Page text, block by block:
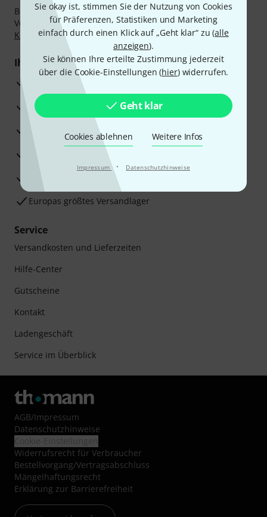
Sie okay ist, stimmen Sie der Nutzung von Cookies
für Präferenzen, Statistiken und Marketing
einfach durch einen Klick auf „Geht klar“ zu (alle
anzeigen).
Sie können Ihre erteilte Zustimmung jederzeit
über die Cookie-Einstellungen (hier) widerrufen.
Geht klar
Cookies ablehnen Weitere Infos
Impressum · Datenschutzhinweise
Bezahlen Sie vertraulich und sicher per Nachnahme,
Vorkasse, PayPal, Amazon Pay,Klarna Sofort bezahlen
Klarna Ratenzahlungoder Kreditkarte.
Ihre Vorteile
3 Jahre Thomann Garantie
30 Tage Money-Back-Garantie
Beratung durch Fachexperten
Zufriedenheitsgarantie
Europas größtes Versandlager
Service
Versandkosten und Lieferzeiten
Hilfe-Center
Gutscheine
Kontakt
Ladengeschäft
Service im Überblick
AGB/Impressum
Datenschutzhinweise
Widerrufsrecht für Verbraucher
Bestellvorgang/Vertragsabschluss
Mängelhaftungsrecht
Erklärung zur Barrierefreiheit